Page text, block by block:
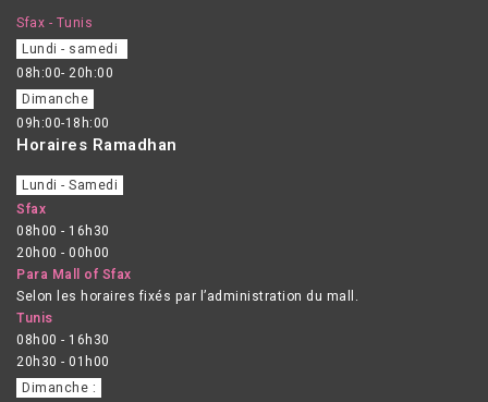
Sfax - Tunis
Lundi - samedi
08h:00- 20h:00
Dimanche
09h:00-18h:00
Horaires Ramadhan
Lundi - Samedi
Sfax
08h00 - 16h30
20h00 - 00h00
Para Mall of Sfax
Selon les horaires fixés par l’administration du mall.
Tunis
08h00 - 16h30
20h30 - 01h00
Dimanche :